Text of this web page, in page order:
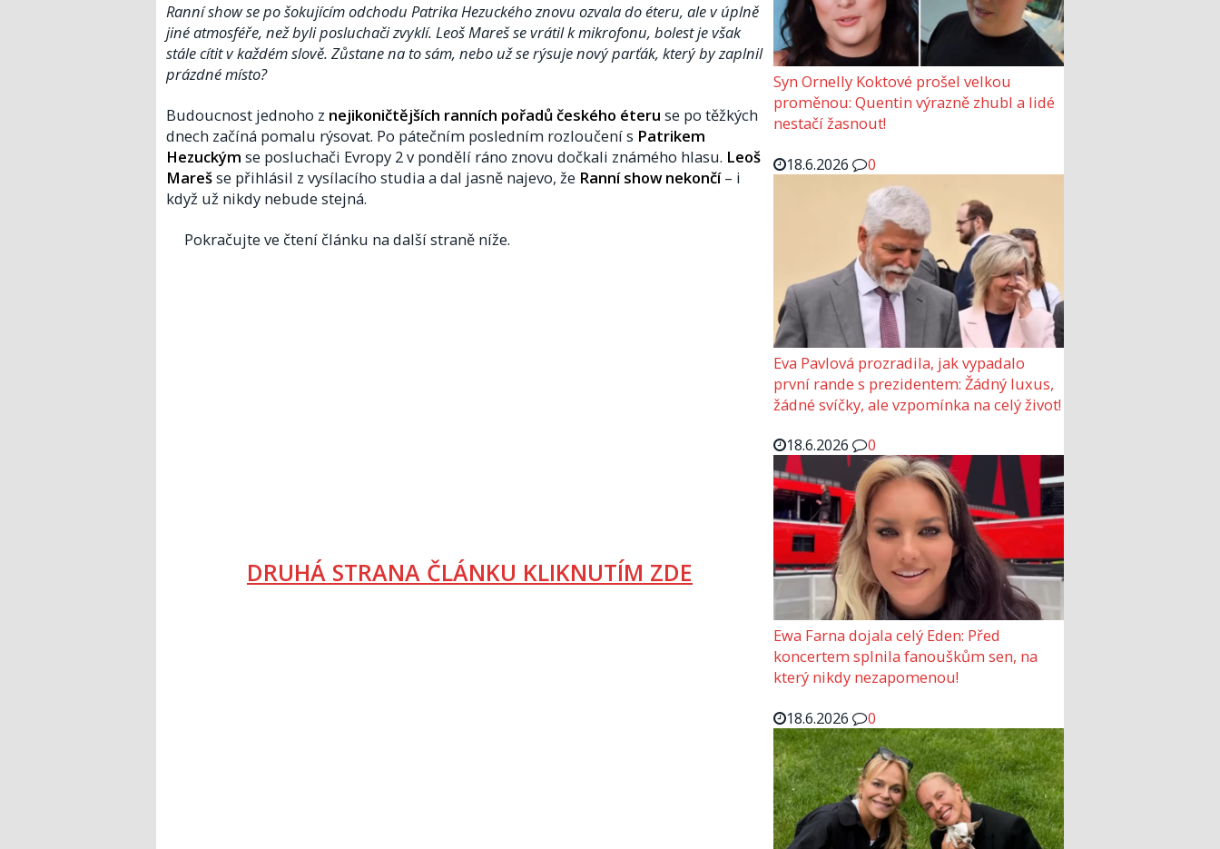
Ranní show se po šokujícím odchodu Patrika Hezuckého znovu ozvala do éteru, ale v úplně
jiné atmosféře, než byli posluchači zvyklí. Leoš Mareš se vrátil k mikrofonu, bolest je však
stále cítit v každém slově. Zůstane na to sám, nebo už se rýsuje nový parťák, který by zaplnil
prázdné místo?
Budoucnost jednoho z nejikoničtějších ranních pořadů českého éteru se po těžkých
dnech začíná pomalu rýsovat. Po pátečním posledním rozloučení s Patrikem
Hezuckým se posluchači Evropy 2 v pondělí ráno znovu dočkali známého hlasu. Leoš
Marešse přihlásil z vysílacího studia a dal jasně najevo, že Ranní show nekončí– i
když už nikdy nebude stejná.
Pokračujte ve čtení článku na další straně níže.
DRUHÁ STRANA ČLÁNKU KLIKNUTÍM ZDE
Syn Ornelly Koktové prošel velkou
proměnou: Quentin výrazně zhubl a lidé
nestačí žasnout!
18.6.2026
0
Eva Pavlová prozradila, jak vypadalo
první rande s prezidentem: Žádný luxus,
žádné svíčky, ale vzpomínka na celý život!
18.6.2026
0
Ewa Farna dojala celý Eden: Před
koncertem splnila fanouškům sen, na
který nikdy nezapomenou!
18.6.2026
0